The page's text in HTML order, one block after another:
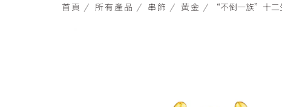
首頁 / 所有產品 / 串飾 / 黃金 / “不倒一族”十二